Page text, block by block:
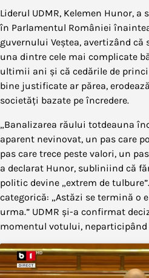
Liderul UDMR, Kelemen Hunor,
în Parlamentul României
guvernului Veștea, avertizând că
una dintre cele mai complicate
ultimii ani și că cedările de
bine justificate ar părea,
societăți bazate pe încredere.
„Banalizarea răului totdeauna
aparent nevinovat, un pas care
pas care trece peste valori, un
a declarat Hunor, subliniind că
politic devine „extrem de
categorică: „Astăzi se termină o
urma.” UDMR și-a confirmat
momentul votului,